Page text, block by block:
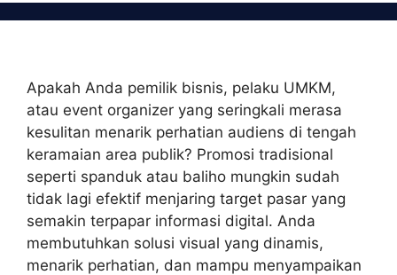
Apakah Anda pemilik bisnis, pelaku UMKM,
atau event organizer yang seringkali merasa
kesulitan menarik perhatian audiens di tengah
keramaian area publik? Promosi tradisional
seperti spanduk atau baliho mungkin sudah
tidak lagi efektif menjaring target pasar yang
semakin terpapar informasi digital. Anda
membutuhkan solusi visual yang dinamis,
menarik perhatian, dan mampu menyampaikan